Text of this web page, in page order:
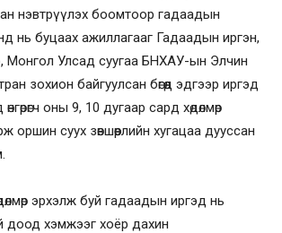
нэвтрүүлэх боомтоор гадаадын
нь буцаах ажиллагааг Гадаадын иргэн,
Монгол Улсад суугаа БНХАУ-ын Элчин
зохион байгуулсан бөгөөд эдгээр иргэд
оны 9, 10 дугаар сард хөдөлмөр
оршин суух зөвшөөрлийн хугацаа дууссан
эрхэлж буй гадаадын иргэд нь
доод хэмжээг хоёр дахин